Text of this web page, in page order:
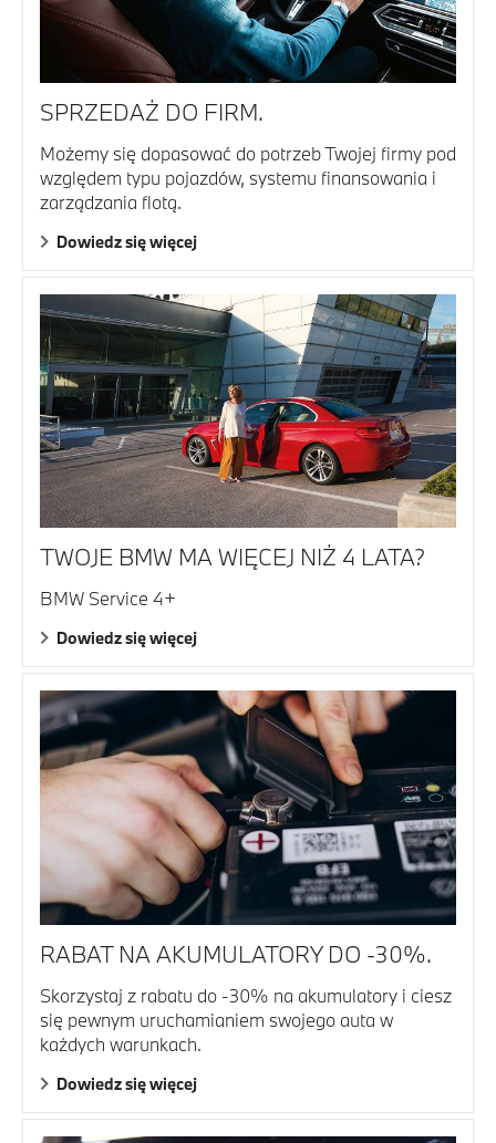
SPRZEDAŻ DO FIRM.
Możemy się dopasować do potrzeb Twojej firmy pod
względem typu pojazdów, systemu finansowania i
zarządzania flotą.
Dowiedz się więcej
TWOJE BMW MA WIĘCEJ NIŻ 4 LATA?
BMW Service 4+
Dowiedz się więcej
RABAT NA AKUMULATORY DO -30%.
Skorzystaj z rabatu do -30% na akumulatory i ciesz
się pewnym uruchamianiem swojego auta w
każdych warunkach.
Dowiedz się więcej